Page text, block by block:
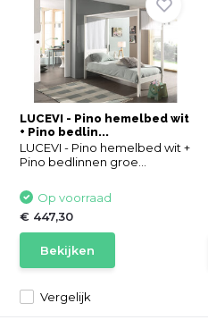
LUCEVI - Pino hemelbed wit
+ Pino bedlin...
LUCEVI - Pino hemelbed wit +
Pino bedlinnen groe...
Vergelijk
Op voorraad
€ 447,30
Bekijken